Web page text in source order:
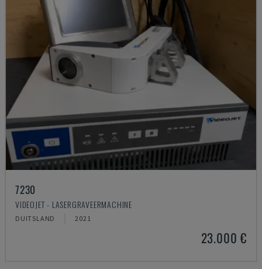
7230
VIDEOJET - LASERGRAVEERMACHINE
DUITSLAND 2021
23.000 €